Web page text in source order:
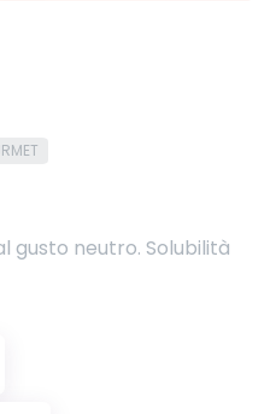
gusto neutro. Solubilità